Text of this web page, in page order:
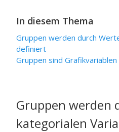
In diesem Thema
Gruppen werden durch
definiert
Gruppen sind Grafikvariablen
Gruppen werden
kategorialen